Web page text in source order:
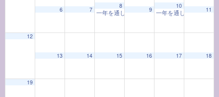
6 7
8
一年を通して学ぶ着物教室「着物と和の心」
9
10
一年を通して学ぶお香
11
12
13 14 15 16 17 18
19